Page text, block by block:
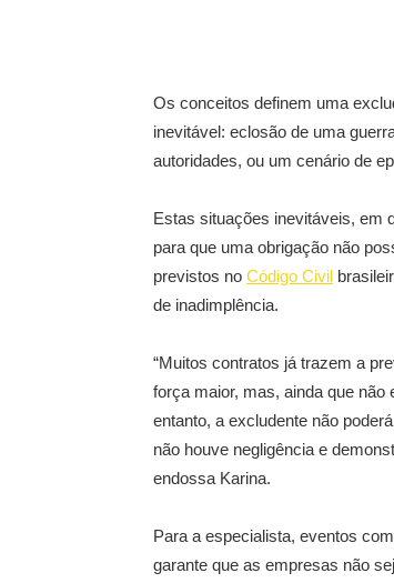
Os conceitos definem uma
inevitável: eclosão de uma
autoridades, ou um cenário de
Estas situações inevitáveis, em
para que uma obrigação não
previstos no Código Civil
de inadimplência.
“Muitos contratos já trazem a
força maior, mas, ainda que
entanto, a excludente não
não houve negligência e
endossa Karina.
Para a especialista, eventos
garante que as empresas não